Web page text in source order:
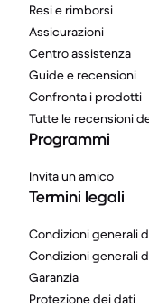
Resi e rimborsi
Assicurazioni
Centro assistenza
Guide e recensioni
Confronta i prodotti
Tutte le recensioni
Programmi
Invita un amico
Termini legali
Condizioni generali
Condizioni generali
Garanzia
Protezione dei dati